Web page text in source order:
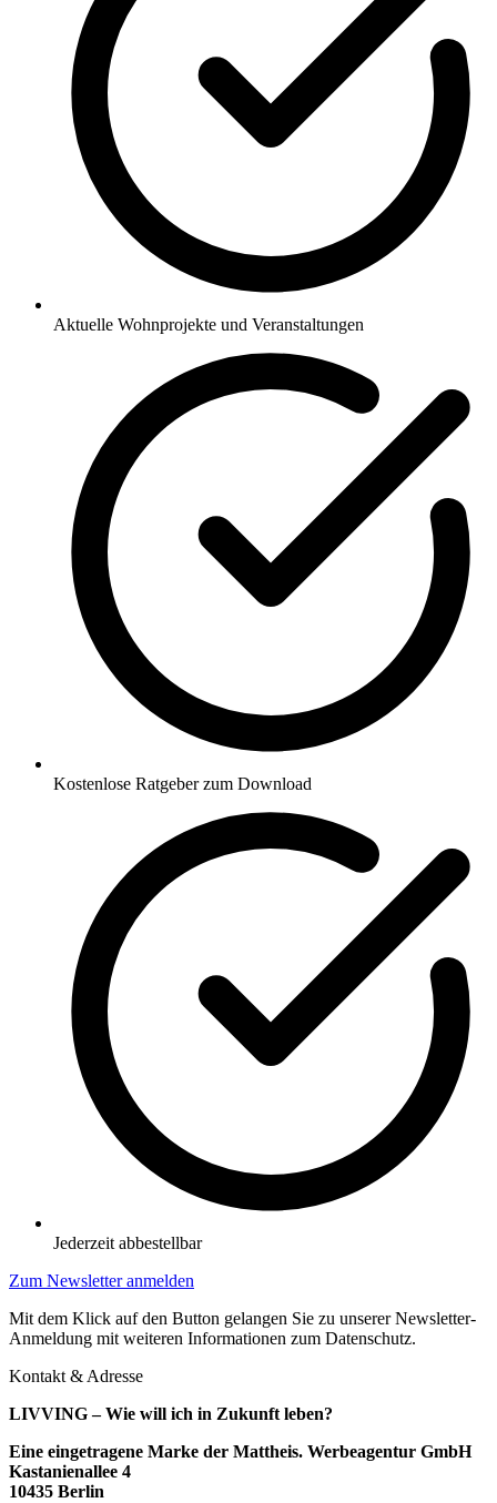
Aktuelle Wohnprojekte und Veranstaltungen
Kostenlose Ratgeber zum Download
Jederzeit abbestellbar
Zum Newsletter anmelden
Mit dem Klick auf den Button gelangen Sie zu unserer Newsletter-
Anmeldung mit weiteren Informationen zum Datenschutz.
Kontakt & Adresse
LIVVING – Wie will ich in Zukunft leben?
Eine eingetragene Marke der Mattheis. Werbeagentur GmbH
Kastanienallee 4
10435 Berlin